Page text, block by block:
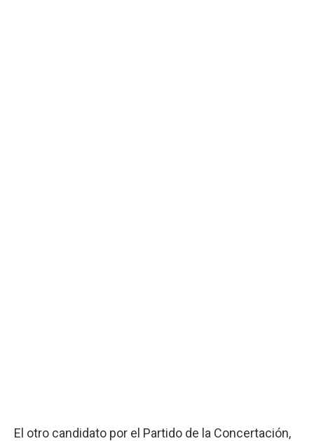
El otro candidato por el Partido de la Concertación,